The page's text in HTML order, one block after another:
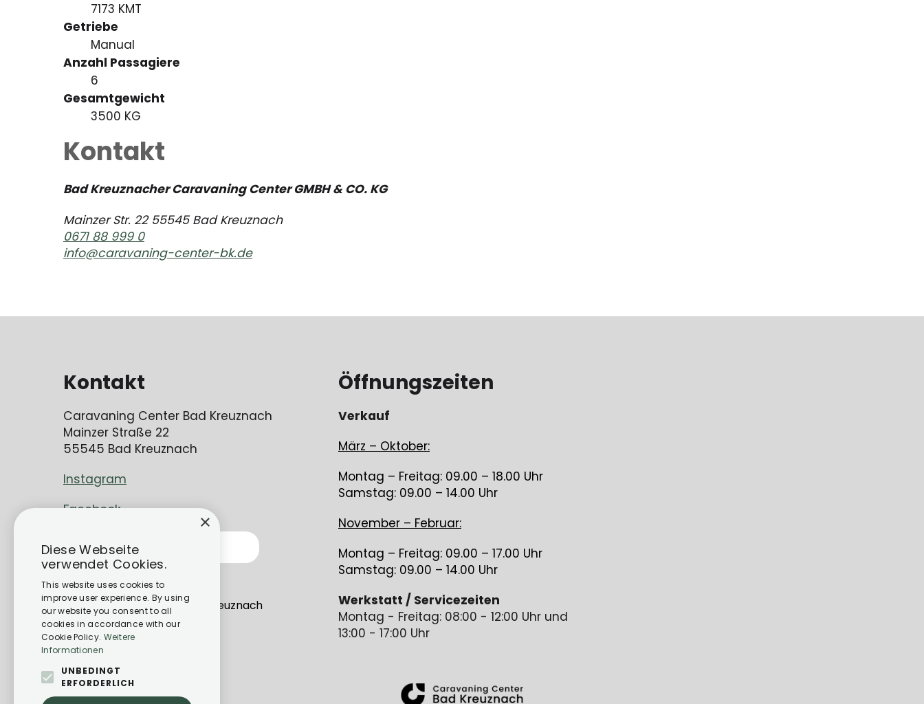
7173 KMT
Getriebe
Manual
Anzahl Passagiere
6
Gesamtgewicht
3500 KG
Kontakt
Bad Kreuznacher Caravaning Center GMBH & CO. KG
Mainzer Str. 22 55545 Bad Kreuznach
0671 88 999 0
info@caravaning-center-bk.de
Kontakt
Caravaning Center Bad Kreuznach
Mainzer Straße 22
55545 Bad Kreuznach
Instagram
Facebook
Kontakt
info@cc-bk.de
Mainzer Str. 22, 55545 Bad Kreuznach
Öffnungszeiten
Verkauf
März – Oktober:
Montag – Freitag: 09.00 – 18.00 Uhr
Samstag: 09.00 – 14.00 Uhr
November – Februar:
Montag – Freitag: 09.00 – 17.00 Uhr
Samstag: 09.00 – 14.00 Uhr
Werkstatt / Servicezeiten
Montag - Freitag: 08:00 - 12:00 Uhr und
13:00 - 17:00 Uhr
×
Diese Webseite
verwendet Cookies.
This website uses cookies to
improve user experience. By using
our website you consent to all
cookies in accordance with our
Cookie Policy. Weitere
Informationen
UNBEDINGT
ERFORDERLICH